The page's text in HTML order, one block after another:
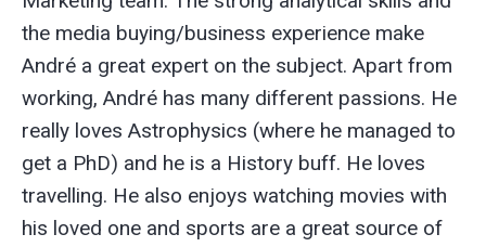
the media buying/business experience make
André a great expert on the subject. Apart from
working, André has many different passions. He
really loves Astrophysics (where he managed to
get a PhD) and he is a History buff. He loves
travelling. He also enjoys watching movies with
his loved one and sports are a great source of